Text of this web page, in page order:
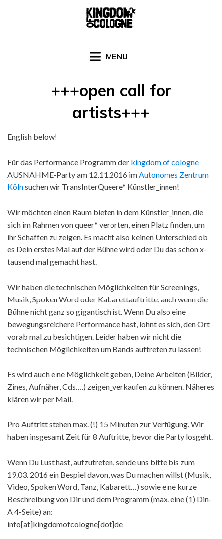
MENU
+++open call for
artists+++
English below!
Für das Performance Programm der kingdom of cologne
AUSNAHME-Party am 12.11.2016 imAutonomes Zentrum
Kölnsuchen wir TransInterQueere* Künstler_innen!
Wir möchten einen Raum bieten in dem Künstler_innen, die
sich im Rahmen von queer* verorten, einen Platz finden, um
ihr Schaffen zu zeigen. Es macht also keinen Unterschied ob
es Dein erstes Mal auf der Bühne wird oder Du das schon x-
tausend mal gemacht hast.
Wir haben die technischen Möglichkeiten für Screenings,
Musik, Spoken Word oder Kabarettauftritte, auch wenn die
Bühne nicht ganz so gigantisch ist. Wenn Du also eine
bewegungsreichere Performance hast, lohnt es sich, den Ort
vorab mal zu besichtigen. Leider haben wir nicht die
technischen Möglichkeiten um Bands auftreten zu lassen!
Es wird auch eine Möglichkeit geben, Deine Arbeiten (Bilder,
Zines, Aufnäher, Cds….) zeigen_verkaufen zu können. Näheres
klären wir per Mail.
Pro Auftritt stehen max. (!) 15 Minuten zur Verfügung. Wir
haben insgesamt Zeit für 8 Auftritte, bevor die Party losgeht.
Wenn Du Lust hast, aufzutreten, sende uns bitte bis zum
19.03. 2016 ein Bespiel davon, was Du machen willst (Musik,
Video, Spoken Word, Tanz, Kabarett…) sowie eine kurze
Beschreibung von Dir und dem Programm (max. eine (1) Din-
A 4-Seite) an:
info[at]kingdomofcologne[dot]de